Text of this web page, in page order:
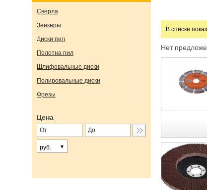
Сверла
Зенкеры
Диски пил
Полотна пил
Шлифовальные диски
Полировальные диски
Фрезы
Цена
руб.
В списке
Нет